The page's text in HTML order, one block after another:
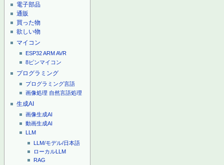
電子部品
通販
買った物
欲しい物
マイコン
ESP32ARMAVR
8ピンマイコン
プログラミング
プログラミング言語
画像処理 自然言語処理
生成AI
画像生成AI
動画生成AI
LLM
LLM/モデル/日本語
ローカルLLM
RAG